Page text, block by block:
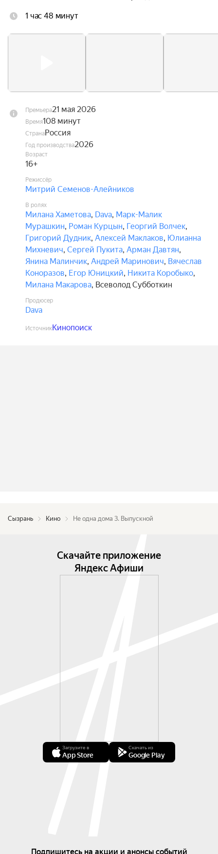
1 час 48 минут
Премьера21 мая 2026
Время108 минут
СтранаРоссия
Год производства2026
Возраст
16+
Режиссёр
Митрий Семенов-Алейников
В ролях
Милана Хаметова, Dava, Марк-Малик
Мурашкин, Роман Курцын, Георгий Волчек,
Григорий Дудник, Алексей Маклаков, Юлианна
Михневич, Сергей Пукита, Арман Давтян,
Янина Малинчик, Андрей Маринович, Вячеслав
Коноразов, Егор Юницкий, Никита Коробыко,
Милана Макарова, Всеволод Субботкин
Продюсер
Dava
ИсточникКинопоиск
Сызрань Кино Не одна дома 3. Выпускной
Скачайте приложение
Яндекс Афиши
Загрузите в
App Store
Скачать из
Google Play
Подпишитесь на акции и анонсы событий